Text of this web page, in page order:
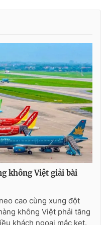
video
Thể thao
động sản
lòng Việt
mình bằng AI
không Việt giải bài
cao cùng xung đột
không Việt phải tăng
khách ngoại mắc kẹt.